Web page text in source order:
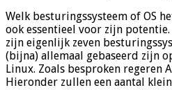
Welk besturingssysteem of OS
ook essentieel voor zijn
zijn eigenlijk zeven
(bijna) allemaal gebaseerd zijn
Linux. Zoals besproken regeren
Hieronder zullen een aantal